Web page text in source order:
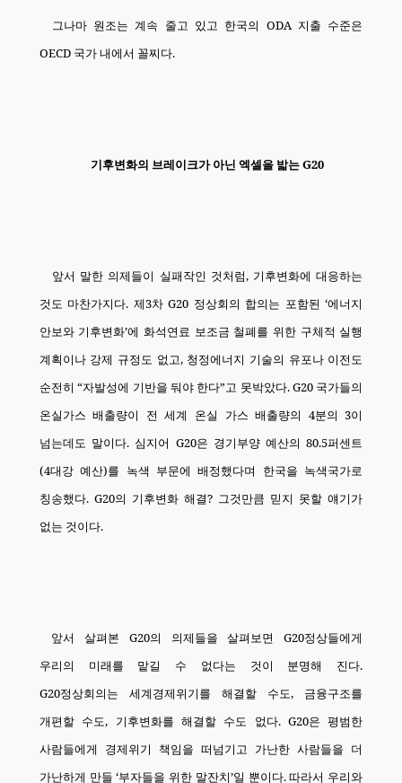
그나마 원조는 계속 줄고 있고 한국의 ODA 지출 수준은
OECD 국가 내에서 꼴찌다.
기후변화의 브레이크가 아닌 엑셀을 밟는G20
앞서 말한 의제들이 실패작인 것처럼, 기후변화에 대응하는
것도 마찬가지다. 제3차G20 정상회의 합의는 포함된‘에너지
안보와 기후변화’에 화석연료 보조금 철폐를 위한 구체적 실행
계획이나 강제 규정도 없고, 청정에너지 기술의 유포나 이전도
순전히 “자발성에 기반을 둬야 한다”고 못박았다. G20 국가들의
온실가스 배출량이 전 세계 온실 가스 배출량의 4분의 3이
넘는데도 말이다. 심지어 G20은 경기부양 예산의 80.5퍼센트
(4대강 예산)를 녹색 부문에 배정했다며 한국을 녹색국가로
칭송했다. G20의 기후변화 해결? 그것만큼 믿지 못할 얘기가
없는 것이다.
앞서 살펴본 G20의 의제들을 살펴보면 G20정상들에게
우리의 미래를 맡길 수 없다는 것이 분명해 진다.
G20정상회의는 세계경제위기를 해결할 수도, 금융구조를
개편할 수도, 기후변화를 해결할 수도 없다. G20은 평범한
사람들에게 경제위기 책임을 떠넘기고 가난한 사람들을 더
가난하게 만들‘부자들을 위한 말잔치’일 뿐이다.따라서 우리와